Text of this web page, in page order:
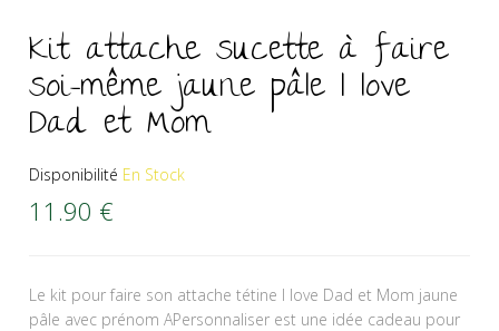
Kit attache sucette à faire
soi-même jaune pâle I love
Dad et Mom
Disponibilité En Stock
11.90 €
Le kit pour faire son attache tétine I love Dad et Mom jaune
pâle avec prénom APersonnaliser est une idée cadeau pour